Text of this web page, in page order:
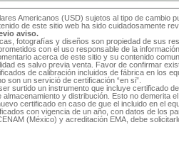
Americanos (USD) sujetos al tipo de cambio
de este sitio web ha sido cuidadosamente
aviso.
fotografías y diseños son propiedad de sus
con el uso responsable de la
acerca de este sitio y su contenido
es salvo previa venta. Favor de confirmar
de calibración incluidos de fábrica en los
son un servició de certificación “en si”.
surtido un instrumento que incluye certificado
almacenamiento y distribución. Esto no demerita
certificado en caso de que el incluido en el
con vigencia de un año, con datos de los
(México) y acreditación EMA, debe